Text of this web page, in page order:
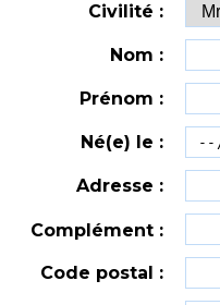
Civilité :
Nom :
Prénom :
Né(e) le :
Adresse :
Complément :
Code postal :